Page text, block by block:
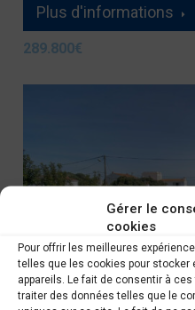
Gérer le
cookies
Pour offrir les meilleures
telles que les cookies pour
appareils. Le fait de consentir à
traiter des données telles que le
Plus d'informations
289.800€